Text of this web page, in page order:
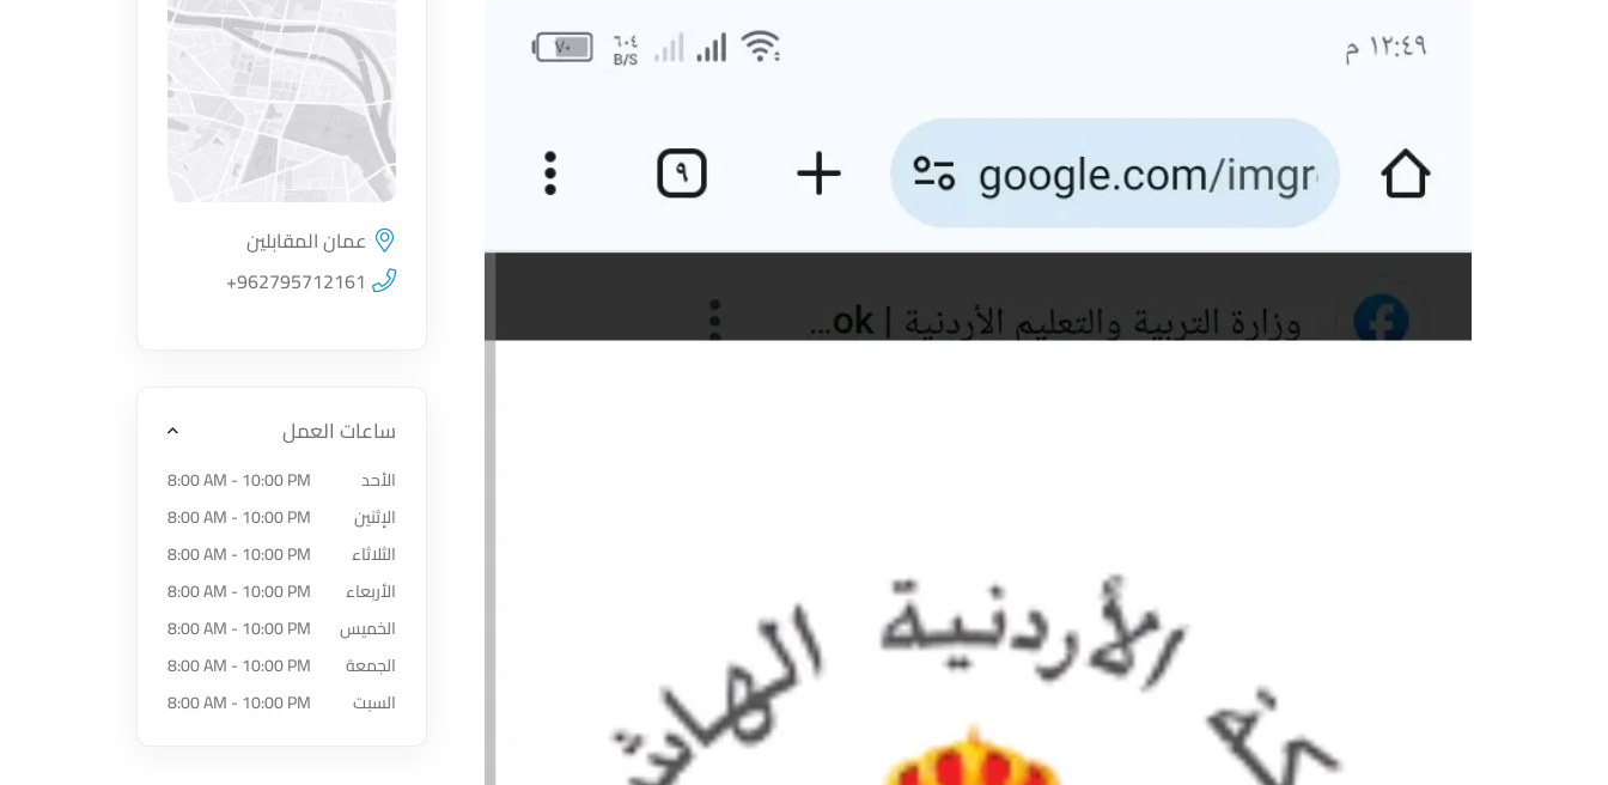
اضغط لتحميل الموقع
عمان المقابلين
+962795712161
ساعات العمل
الأحد
8:00 AM - 10:00 PM
الإثنين
8:00 AM - 10:00 PM
الثلاثاء
8:00 AM - 10:00 PM
الأربعاء
8:00 AM - 10:00 PM
الخميس
8:00 AM - 10:00 PM
الجمعة
8:00 AM - 10:00 PM
السبت
8:00 AM - 10:00 PM